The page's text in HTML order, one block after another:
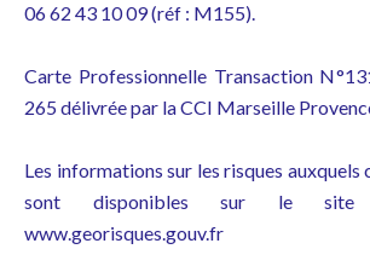
06 62 43 10 09 (réf : M155).
Carte Professionnelle Transaction
265 délivrée par la CCI Marseille
Les informations sur les risques auxquels
sont disponibles sur le site
www.georisques.gouv.fr